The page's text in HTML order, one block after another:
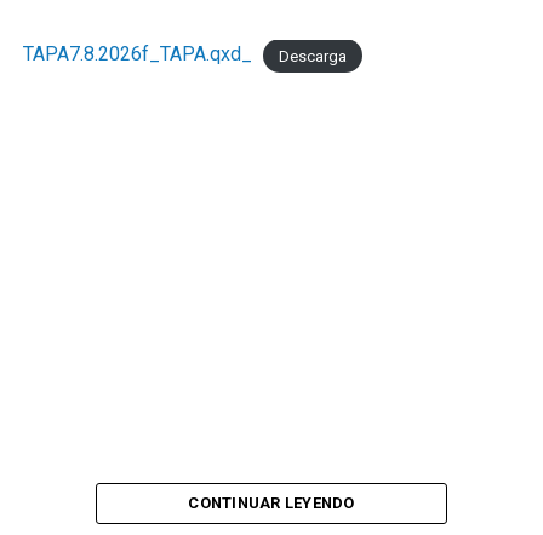
TAPA7.8.2026f_TAPA.qxd_ Descarga
CONTINUAR LEYENDO